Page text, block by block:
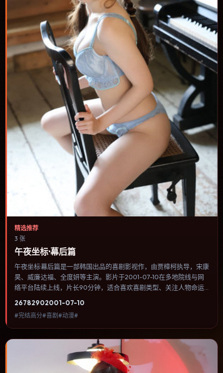
精选推荐
3 张
午夜坐标·幕后篇
午夜坐标·幕后篇是一部韩国出品的喜剧影视作，由贾樟柯执导，宋康
昊、威廉·达福、全度妍等主演。影片于2001-07-10在多地院线与网
络平台陆续上线，片长90分钟，适合喜欢喜剧类型、关注人物命运
听语言统一，可作为休闲观影或类型片补片的选择。
26782902001-07-10
#完结高分#喜剧#动漫#